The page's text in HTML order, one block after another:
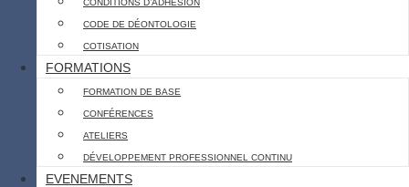
CONDITIONS D’ADHÉSION
CODE DE DÉONTOLOGIE
COTISATION
FORMATIONS
FORMATION DE BASE
CONFÉRENCES
ATELIERS
DÉVELOPPEMENT PROFESSIONNEL CONTINU
EVENEMENTS